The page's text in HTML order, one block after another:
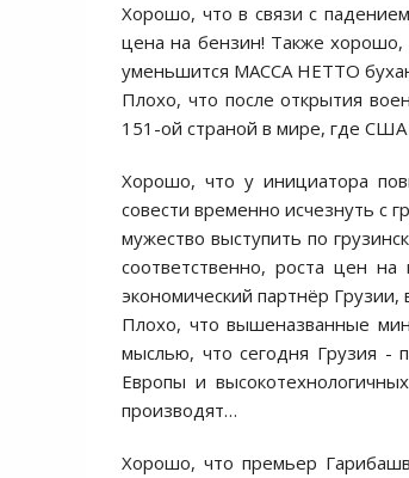
Хорошо, что в связи с
цена на бензин! Также хорошо,
уменьшится МАССА НЕТТО
Плохо, что после открытия
151-ой страной в мире, где
Хорошо, что у инициатора
совести временно исчезнуть с
мужество выступить по
соответственно, роста цен
экономический партнёр Грузии,
Плохо, что вышеназванные
мыслью, что сегодня Грузия -
Европы и
производят…
Хорошо, что премьер